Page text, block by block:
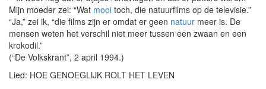
Mijn moeder zei: “Wat mooi toch, die natuurfilms op de televisie.”
“Ja,” zei ik, “die films zijn er omdat er geen natuur meer is. De
mensen weten het verschil niet meer tussen een zwaan en een
krokodil.”
(“De Volkskrant”, 2 april 1994.)
Lied: HOE GENOEGLIJK ROLT HET LEVEN